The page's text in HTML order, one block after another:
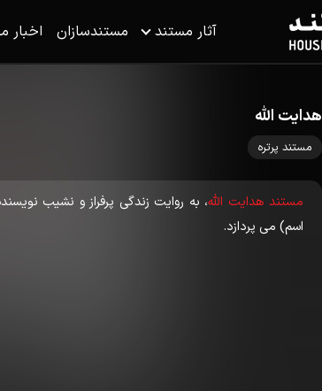
آثار مستند مستندسازان اخبار
هدایت الله
مستند پرتره
مستند هدایت الله، به روایت زندگی پرفراز و نشیب
اسم) می پردازد.